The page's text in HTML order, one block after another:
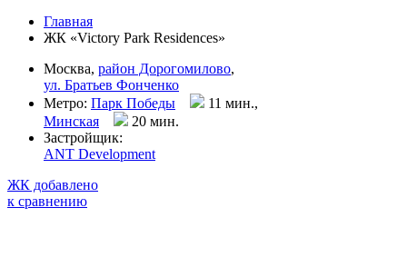
Главная
ЖК «Victory Park Residences»
Москва, район Дорогомилово,
ул. Братьев Фонченко
Метро: Парк Победы
11 мин.,
Минская
20 мин.
Застройщик:
ANT Development
ЖК добавлено
к сравнению